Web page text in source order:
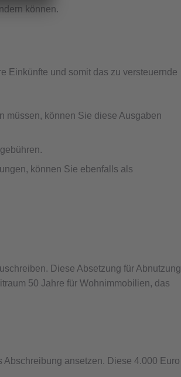
können.
Einkünfte und somit das zu versteuernde
müssen, können Sie diese Ausgaben
können Sie ebenfalls als
Diese Absetzung für Abnutzung
50 Jahre für Wohnimmobilien, das
ansetzen. Diese 4.000 Euro